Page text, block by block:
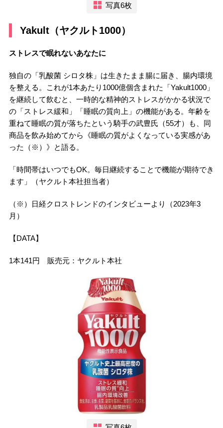
写真6枚
Yakult（ヤクルト1000）
ストレスで眠れないあなたに
独自の「乳酸菌 シロタ株」は生きたまま腸に届き、腸内環境
を整える。これが1本あたり1000億個含まれた「Yakult1000」
を継続して飲むと、一時的な精神的ストレスがかかる状況で
の「ストレス緩和」「睡眠の質向上」の機能がある。年齢を
重ねて睡眠の質が落ちたという騎手の武豊氏（55才）も、同
商品を飲み始めてから《睡眠の質がよくなっている実感があ
った（※）》と語る。
「時間帯はいつでもOK。毎日継続することで機能が期待でき
ます」（ヤクルト本社担当者）
（※）日経クロストレンドのインタビューより（2023年3
月）
【DATA】
1本141円 販売元：ヤクルト本社